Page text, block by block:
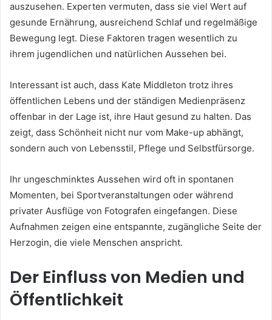
auszusehen. Experten vermuten, dass sie viel Wert auf
gesunde Ernährung, ausreichend Schlaf und regelmäßige
Bewegung legt. Diese Faktoren tragen wesentlich zu
ihrem jugendlichen und natürlichen Aussehen bei.
Interessant ist auch, dass Kate Middleton trotz ihres
öffentlichen Lebens und der ständigen Medienpräsenz
offenbar in der Lage ist, ihre Haut gesund zu halten. Das
zeigt, dass Schönheit nicht nur vom Make-up abhängt,
sondern auch von Lebensstil, Pflege und Selbstfürsorge.
Ihr ungeschminktes Aussehen wird oft in spontanen
Momenten, bei Sportveranstaltungen oder während
privater Ausflüge von Fotografen eingefangen. Diese
Aufnahmen zeigen eine entspannte, zugängliche Seite der
Herzogin, die viele Menschen anspricht.
Der Einfluss von Medien und
Öffentlichkeit